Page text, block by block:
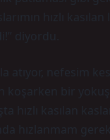
hızlı kasılan
diyordu.
atıyor, nefesim
koşarken bir
hızlı kasılan
hızlanmam